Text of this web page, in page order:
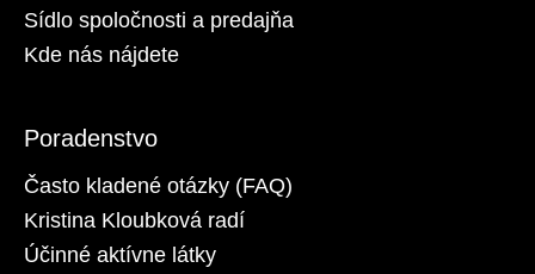
Sídlo spoločnosti a predajňa
Kde nás nájdete
Poradenstvo
Často kladené otázky (FAQ)
Kristina Kloubková radí
Účinné aktívne látky